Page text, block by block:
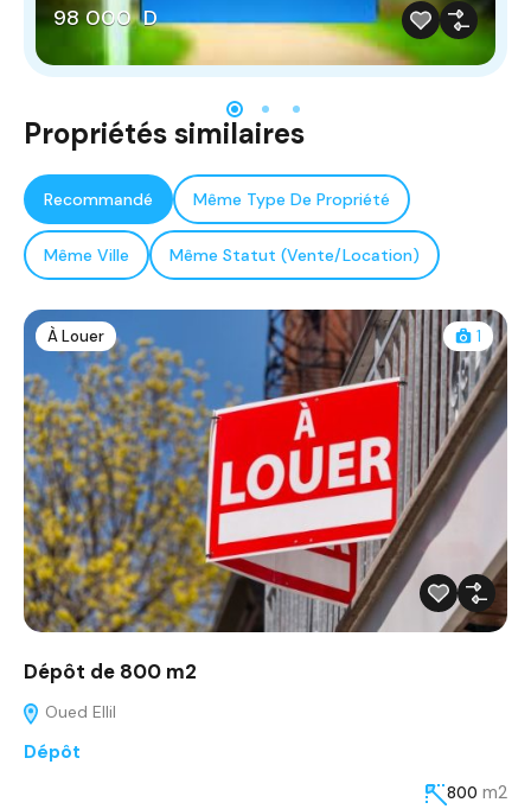
98 000 D
Propriétés similaires
Recommandé Même Type De Propriété
Même Ville Même Statut (Vente/Location)
À Louer 1
Dépôt de 800 m2
Oued Ellil
Dépôt
800 m2